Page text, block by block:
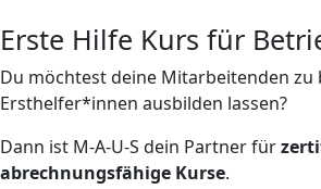
Erste Hilfe Kurs für
Du möchtest deine Mitarbeitenden zu
Ersthelfer*innen ausbilden lassen?
Dann ist M-A-U-S dein Partner für
abrechnungsfähige Kurse.